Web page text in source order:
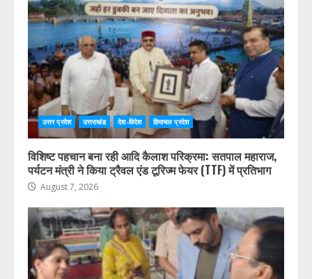
उत्तर प्रदेश उत्तराखंड देश-विदेश हिमाचल प्रदेश
विशिष्ट पहचान बना रही आदि कैलाश परिक्रमा: सतपाल महाराज,
पर्यटन मंत्री ने किया ट्रैवल एंड टूरिज्म फेयर (TTF) में प्रतिभाग
August 7, 2026